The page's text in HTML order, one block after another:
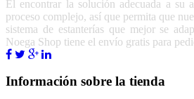
El encontrar la solución adecuada a su
proceso complejo, así que permita que
sistema de estanterías que mejor se
Noega Shop tiene el envío gratis para
Información sobre la tienda